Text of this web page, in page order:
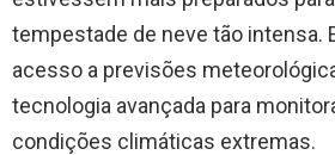
tempestade de neve tão intensa.
acesso a previsões
tecnologia avançada para
condições climáticas extremas.